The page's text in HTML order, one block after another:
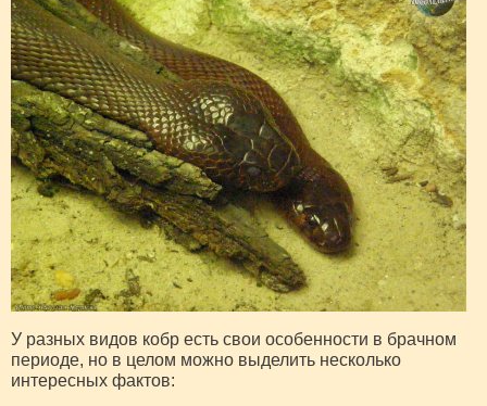
У разных видов кобр есть свои особенности в брачном
периоде, но в целом можно выделить несколько
интересных фактов: